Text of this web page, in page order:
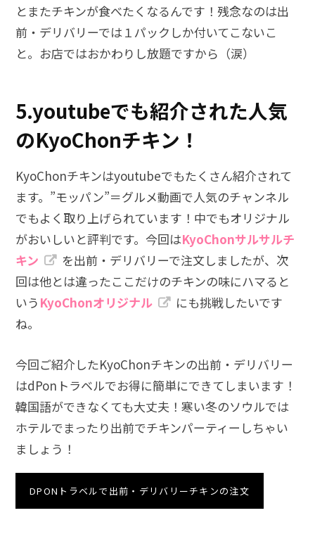
とまたチキンが食べたくなるんです！残念なのは出
前・デリバリーでは１パックしか付いてこないこ
と。お店ではおかわりし放題ですから（涙）
5.youtubeでも紹介された人気
のKyoChonチキン！
KyoChonチキンはyoutubeでもたくさん紹介されて
ます。”モッパン”＝グルメ動画で人気のチャンネル
でもよく取り上げられています！中でもオリジナル
がおいしいと評判です。今回はKyoChonサルサルチ
キン
を出前・デリバリーで注文しましたが、次
回は他とは違ったここだけのチキンの味にハマると
いう KyoChonオリジナル
にも挑戦したいです
ね。
今回ご紹介したKyoChonチキンの出前・デリバリー
はdPonトラベルでお得に簡単にできてしまいます！
韓国語ができなくても大丈夫！寒い冬のソウルでは
ホテルでまったり出前でチキンパーティーしちゃい
ましょう！
DPONトラベルで出前・デリバリーチキンの注文